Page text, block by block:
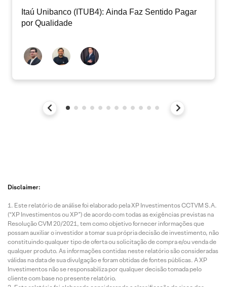
Itaú Unibanco (ITUB4): Ainda Faz Sentido Pagar
por Qualidade
Disclaimer:
Este relatório de análise foi elaborado pela XP Investimentos CCTVM S.A.
(“XP Investimentos ou XP”) de acordo com todas as exigências previstas na
Resolução CVM 20/2021, tem como objetivo fornecer informações que
possam auxiliar o investidor a tomar sua própria decisão de investimento, não
constituindo qualquer tipo de oferta ou solicitação de compra e/ou venda de
qualquer produto. As informações contidas neste relatório são consideradas
válidas na data de sua divulgação e foram obtidas de fontes públicas. A XP
Investimentos não se responsabiliza por qualquer decisão tomada pelo
cliente com base no presente relatório.